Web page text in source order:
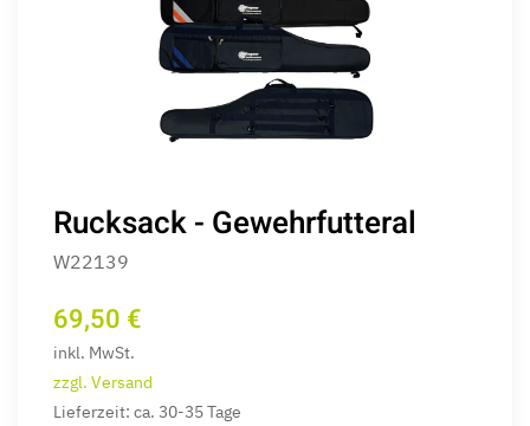
Rucksack - Gewehrfutteral
W22139
69,50 €
inkl. MwSt.
zzgl. Versand
Lieferzeit: ca. 30-35 Tage